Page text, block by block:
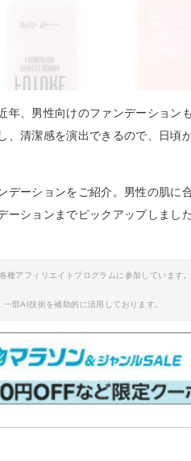
年、男性向けのファンデーション
、清潔感を演出できるので、日頃
デーションをご紹介。男性の肌に
ーションまでピックアップしまし
アフィリエイトプログラムに参加しています
部AI技術を補助的に活用しております。